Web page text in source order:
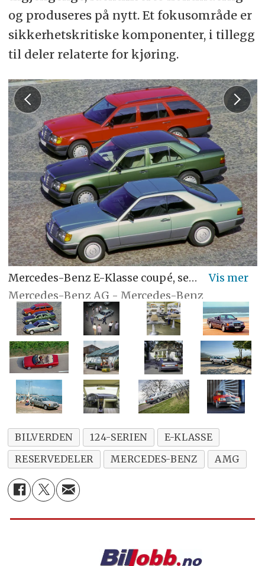
og produseres på nytt. Et fokusområde er
sikkerhetskritiske komponenter, i tillegg
til deler relaterte for kjøring.
Mercedes-Benz E-Klasse coupé, sedan og stasjonsvogn
Mercedes-Benz AG - Mercedes-Benz
BILVERDEN 124-SERIEN
E-KLASSE
RESERVEDELER
MERCEDES-BENZ AMG